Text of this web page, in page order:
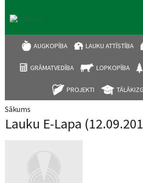
AUGKOPĪBA LAUKU ATTĪSTĪBA
GRĀMATVEDĪBA LOPKOPĪBA
PROJEKTI
Jūs atrodaties šeit
Sākums
Lauku E-Lapa